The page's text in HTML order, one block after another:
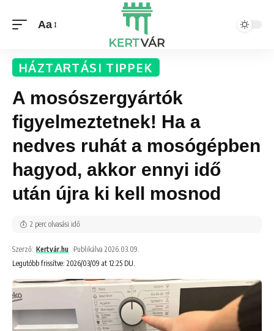
Aa
HÁZTARTÁSI TIPPEK
A mosószergyártók
figyelmeztetnek! Ha a
nedves ruhát a mosógépben
hagyod, akkor ennyi idő
után újra ki kell mosnod
Legutóbb frissítve: 2026/03/09 at 12:25 DU.
Szerző: Kertvár.hu Publikálva 2026.03.09.
2 perc olvasási idő